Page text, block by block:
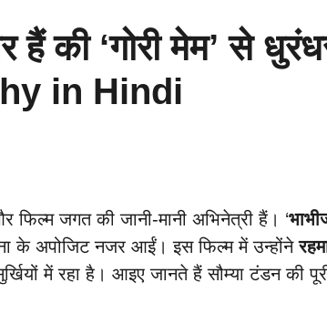
हैं की ‘गोरी मेम’ से
in Hindi
फिल्म जगत की जानी-मानी अभिनेत्री हैं। ‘
के अपोजिट नजर आईं। इस फिल्म में उन्होंने
में रहा है। आइए जानते हैं सौम्या टंडन की